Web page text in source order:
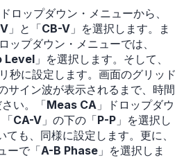
ドロップダウン・メニューから、
」と「CB-V 」を選択します。ま
ップダウン・メニューでは、
Level 」を選択します。そして、
秒に設定します。画面のグリッド
サイン波が表示されるまで、時間
い。「Meas CA 」ドロップダウ
CA-V 」の下の「P-P 」を選択し
ても、同様に設定します。更に、
ーで「A-B Phase 」を選択しま